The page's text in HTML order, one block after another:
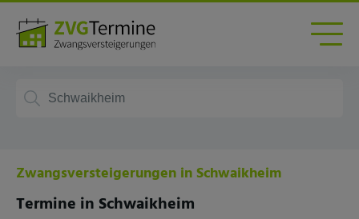
Zwangsversteigerungen in Schwaikheim
Termine in Schwaikheim